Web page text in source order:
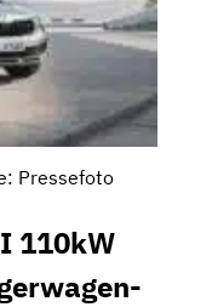
Pressefoto
110kW